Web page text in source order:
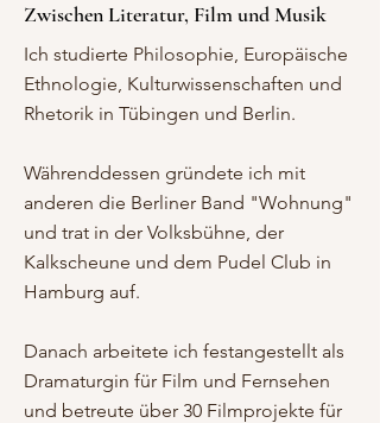
Zwischen Literatur, Film und Musik
Ich studierte Philosophie, Europäische
Ethnologie, Kulturwissenschaften und
Rhetorik in Tübingen und Berlin.
Währenddessen gründete ich mit
anderen die Berliner Band "Wohnung"
und trat in der Volksbühne, der
Kalkscheune und dem Pudel Club in
Hamburg auf.
Danach arbeitete ich festangestellt als
Dramaturgin für Film und Fernsehen
und betreute über 30 Filmprojekte für